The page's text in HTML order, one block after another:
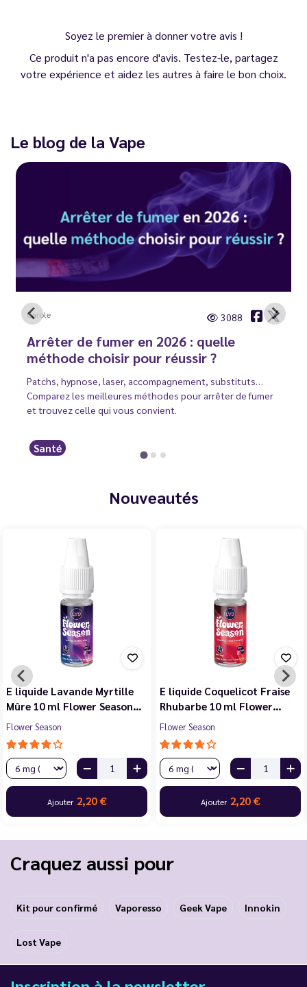
Soyez le premier à donner votre avis !
Ce produit n'a pas encore d'avis. Testez-le, partagez
votre expérience et aidez les autres à faire le bon choix.
Le blog de la Vape
Carole 3088
Arrêter de fumer en 2026 : quelle
méthode choisir pour réussir ?
Patchs, hypnose, laser, accompagnement, substituts…
Comparez les meilleures méthodes pour arrêter de fumer
et trouvez celle qui vous convient.
Santé
Nouveautés
E liquide Violette Cerise
Noire Cassis 10 ml Flower…
Flower Season
Ajouter2,20 €
E liquide Jasmin Pêche
Blanche Abricot 10 ml…
Flower Season
Ajouter2,20 €
Craquez aussi pour
Kit pour confirmé Vaporesso Geek Vape Innokin
Lost Vape